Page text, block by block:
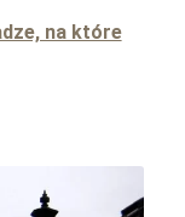
na które